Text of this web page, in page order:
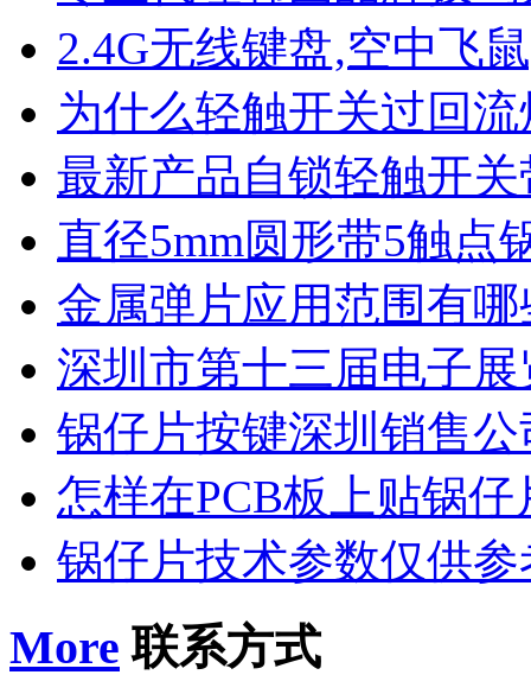
2.4G无线键盘,空中飞
为什么轻触开关过回流
最新产品自锁轻触开
直径5mm圆形带5触点
金属弹片应用范围有哪
深圳市第十三届电子展
锅仔片按键深圳销售公
怎样在PCB板上贴锅仔
锅仔片技术参数仅供参
More 联系方式